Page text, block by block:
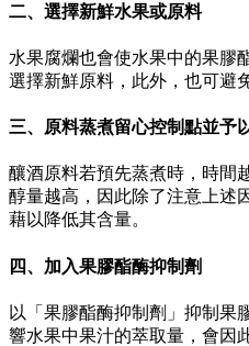
二、選擇新鮮水果或原料
水果腐爛也會使水果中的果膠
選擇新鮮原料，此外，也可避
三、原料蒸煮留心控制點並予
釀酒原料若預先蒸煮時，時間
醇量越高，因此除了注意上述
藉以降低其含量。
四、加入果膠酯酶抑制劑
以「果膠酯酶抑制劑」抑制果
響水果中果汁的萃取量，會因